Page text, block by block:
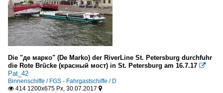
Die "де марко" (De Marko) der RiverLine St. Petersburg durchfuhr
die Rote Brücke (красный мост) in St. Petersburg am 16.7.17 
Pat_42
Binnenschiffe / FGS - Fahrgastschiffe / D
 414 1200x675 Px, 30.07.2017 